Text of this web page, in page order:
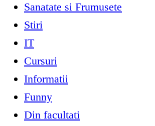
Sanatate si Frumusete
Stiri
IT
Cursuri
Informatii
Funny
Din facultati